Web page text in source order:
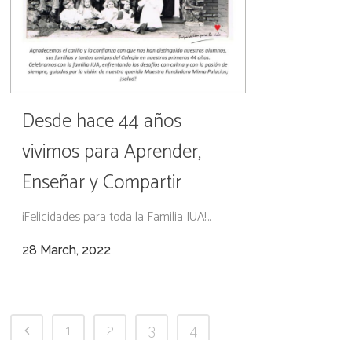
Desde hace 44 años
vivimos para Aprender,
Enseñar y Compartir
¡Felicidades para toda la Familia IUA!...
28 March, 2022
1 2 3
4